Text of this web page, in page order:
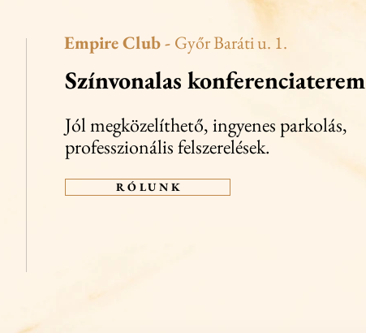
Empire Club - Győr Baráti u. 1.
Színvonalas konferenciaterem
Jól megközelíthető, ingyenes parkolás,
professzionális felszerelések.
R Ó L U N K